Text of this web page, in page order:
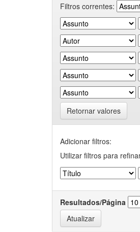
Filtros correntes:
Retornar valores
Adicionar filtros:
Utilizar filtros para
Resultados/Página